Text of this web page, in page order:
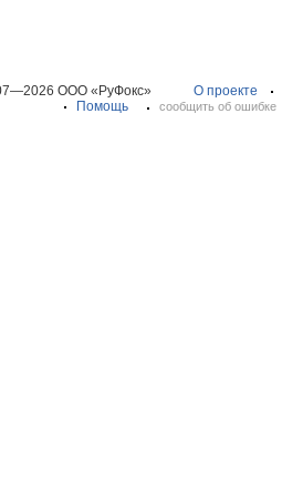
ООО «РуФокс» О проекте
Помощь
сообщить об ошибке